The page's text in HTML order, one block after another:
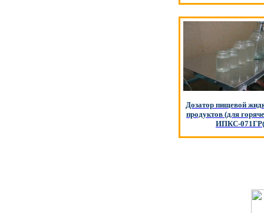
Дозатор пищевой
продуктов (для
ИПКС-